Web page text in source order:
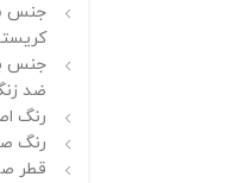
جنس
جنس
ضد
رنگ
رنگ
قطر صفحه :